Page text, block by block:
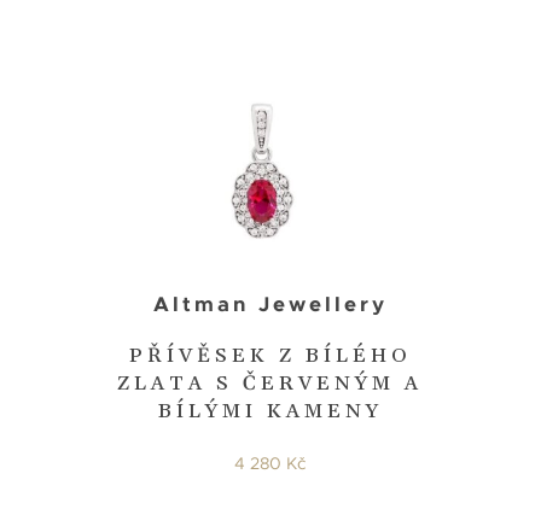
PŘÍVĚSEK Z BÍLÉHO
ZLATA S ČERVENÝM A
BÍLÝMI KAMENY
Altman Jewellery
4 280 Kč